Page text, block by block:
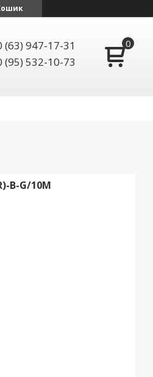
(63) 947-17-31
(95) 532-10-73
B-G/10M